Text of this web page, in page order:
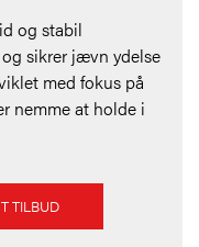
og stabil
sikrer jævn ydelse
med fokus på
nemme at holde i
TILBUD